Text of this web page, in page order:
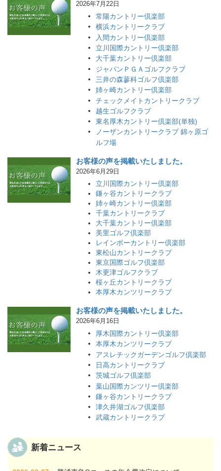
2026年7月22日
常陽カントリー倶楽部
横浜カントリークラブ
入間カントリー倶楽部
立川国際カントリー倶楽部
大千葉カントリー倶楽部
ジャパンＰＧＡゴルフクラブ
三井の森蓼科ゴルフ倶楽部
姉ヶ崎カントリー倶楽部
チェックメイトカントリークラブ
越生ゴルフクラブ
東名厚木カントリー倶楽部(単独)
ノーザンカントリークラブ 錦ヶ原ゴ
ルフ場
お客様の声を掲載いたしました。
2026年6月29日
立川国際カントリー倶楽部
鎌ヶ谷カントリークラブ
姉ヶ崎カントリー倶楽部
千葉カントリークラブ
大千葉カントリー倶楽部
美里ゴルフ倶楽部
レインボーカントリー倶楽部
東松山カントリークラブ
東京国際ゴルフ倶楽部
木更津ゴルフクラブ
桜ヶ丘カントリークラブ
本厚木カンツリークラブ
お客様の声を掲載いたしました。
2026年6月16日
厚木国際カントリー倶楽部
本厚木カンツリークラブ
アスレチックガーデンゴルフ倶楽部
日高カントリークラブ
茨城ゴルフ倶楽部
葉山国際カンツリー倶楽部
鎌ヶ谷カントリークラブ
津久井湖ゴルフ倶楽部
武蔵カントリークラブ
新着ニュース